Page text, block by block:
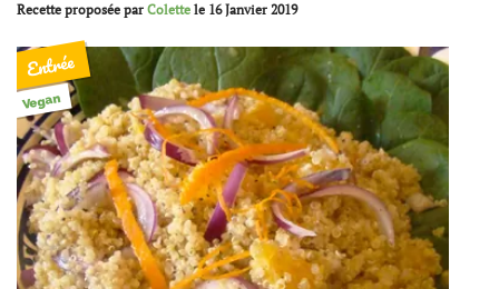
Recette proposée par Colette le 16 Janvier 2019
Entrée
Vegan